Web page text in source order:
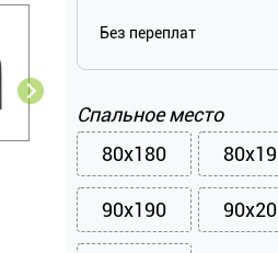
Без переплат
Спальное место
80x180
90x190